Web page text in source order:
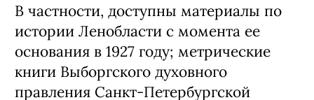
В частности, доступны материалы по
истории Ленобласти с момента ее
основания в 1927 году; метрические
книги Выборгского духовного
правления Санкт-Петербургской